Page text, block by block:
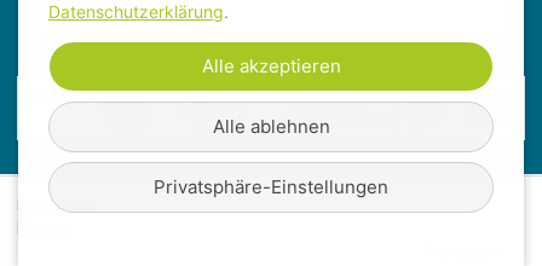
Downloads
Presse
Datenschutzerklärung.
Alle akzeptieren
Alle ablehnen
Privatsphäre-Einstellungen